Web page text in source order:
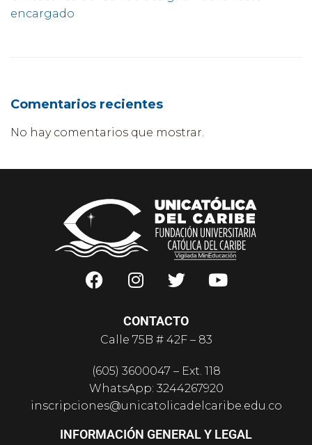
encargado
Comentarios recientes
No hay comentarios que mostrar.
CONTACTO
Calle 75B # 42F – 83
(605) 3600047 – Ext. 118
WhatsApp: 3244267920
inscripciones@unicatolicadelcaribe.edu.co
INFORMACIÓN GENERAL Y LEGAL